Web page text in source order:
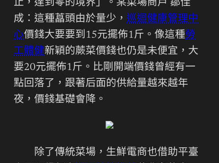
止，達到零的境界」。某菜場商戶 鄒佳
成：這種藠頭由於量少， 巡迴健康管理中
心價錢大要要到15元擺佈1斤。像這種勞
工體健新穎的蕨菜價錢也仍是未便宜，大
要20元擺佈1斤。比剛開端價錢曾經有一
點回落了，跟著后面的供給量越來越年
夜，價錢基礎會降。
除了傳統菜場，生鮮電商也借助平臺